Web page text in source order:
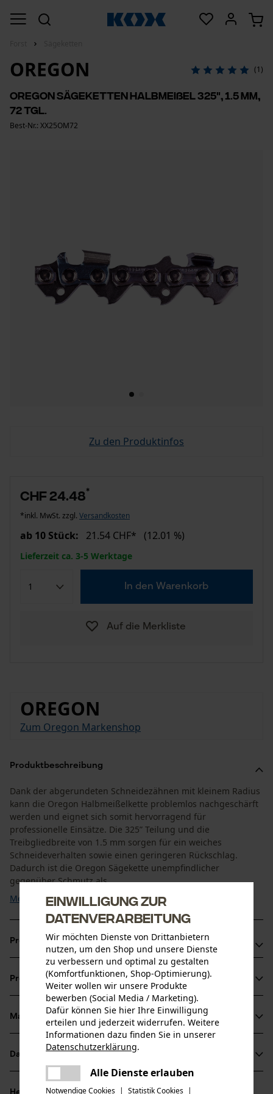
OREGON (1)
Oregon Sägeketten Halbmeißel 325", 1.5 mm,
72 Tgl.
Best-Nr.: XX25OM72
Zu den Produktinfos
CHF 24.48*
*inkl. MwSt. zzgl. Versandkosten
ab 10 Stück: 21.54 CHF* (12.01 %)
Lieferzeit ca. 3-5 Werktage
In den Warenkorb
Auf die Merkliste
OREGON
Zum Oregon Markenshop
Produktbeschreibung
Dank der abgerundeten Schneidezähnen mit kleinem Radius
kann die Oregon Halbmeißelkette problemlos nachgeschärft
werden und eignet sich somit hervorragend für
professionelle Einsätze. Die 325” Teilung und die
Treibgliedbreite von 1.5 mm sorgen für ein weiches
Schneideverhalten sowie einen geringeren Rückschlag.
Dadurch ist die Oregon Sägekette unempfindlicher
gegenüber Schmutz als ...
Mehr anzeigen
Produktvorteile
Markierung des Schärfwinkels auf den Zahndächern für
korrektes Schärfen
Sägeketten Halbmeißel für reduzierte Vibration der
Schneidegarnitur
Unempfindlicher gegenüber Schmutz als Vollmeißel-
Sägeketten, aber etwas geringere Schnittleistung
Produktinformationen
Produktdetails
Aktivitätstyp
Material & Pflege
Material
Hauptmaterial
Datenblätter
Herstellerdatenblatt (PDF)
Herstellerinformationen
Einwilligung zur
Datenverarbeitung
Wir möchten Dienste von Drittanbietern
nutzen, um den Shop und unsere Dienste
zu verbessern und optimal zu gestalten
(Komfortfunktionen, Shop-Optimierung).
Weiter wollen wir unsere Produkte
bewerben (Social Media / Marketing).
Dafür können Sie hier Ihre Einwilligung
erteilen und jederzeit widerrufen. Weitere
Informationen dazu finden Sie in unserer
Datenschutzerklärung.
Alle Dienste erlauben
Notwendige Cookies | Statistik Cookies |
Es ist ein Fehler aufgetreten. Bitte
versuchen Sie es erneut.